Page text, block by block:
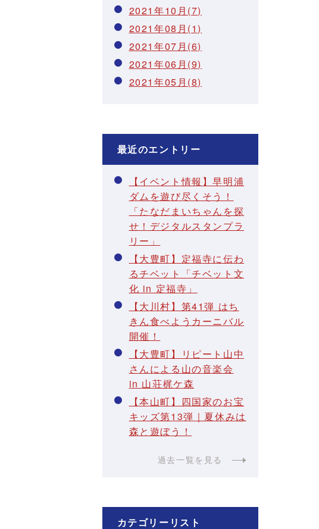
2021年10月(7)
2021年08月(1)
2021年07月(6)
2021年06月(9)
2021年05月(8)
最近のエントリー
【イベント情報】早明浦
ダムを遊び尽くそう！
「たなだまいちゃんを探
せ！デジタルスタンプラ
リー」
【大豊町】定福寺に伝わ
るチベット「チベット文
化 in 定福寺」
【大川村】第41弾 はち
きん食べようカーニバル
開催！
【大豊町】リピート山中
さんによる山の音楽会
in 山荘梶ケ森
【本山町】四国家のお宝
キッズ第13弾｜夏休みは
森と遊ぼう！
過去一覧を見る
カテゴリーリスト